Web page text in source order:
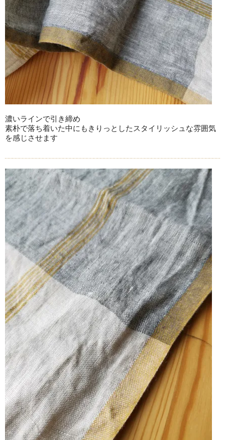
濃いラインで引き締め
素朴で落ち着いた中にもきりっとしたスタイリッシュな雰囲気
を感じさせます